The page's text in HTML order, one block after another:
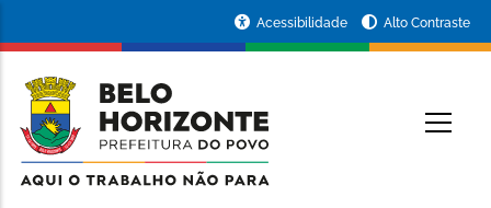
conteúdo
principal
da
Prefeitura
de
Acessibilidade Alto Contraste